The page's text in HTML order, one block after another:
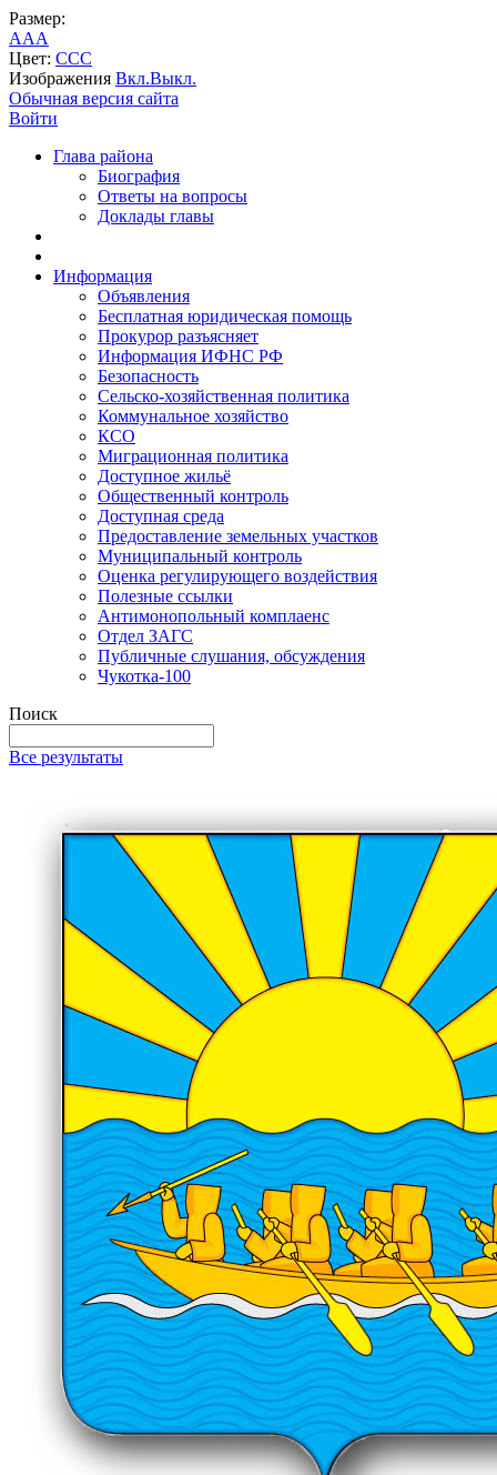
Размер:
AAA
Цвет: CCC
Изображения Вкл.Выкл.
Обычная версия сайта
Войти
Глава района
Биография
Ответы на вопросы
Доклады главы
Информация
Объявления
Бесплатная юридическая помощь
Прокурор разъясняет
Информация ИФНС РФ
Безопасность
Сельско-хозяйственная политика
Коммунальное хозяйство
КСО
Миграционная политика
Доступное жильё
Общественный контроль
Доступная среда
Предоставление земельных участков
Муниципальный контроль
Оценка регулирующего воздействия
Полезные ссылки
Антимонопольный комплаенс
Отдел ЗАГС
Публичные слушания, обсуждения
Чукотка-100
Поиск
Все результаты